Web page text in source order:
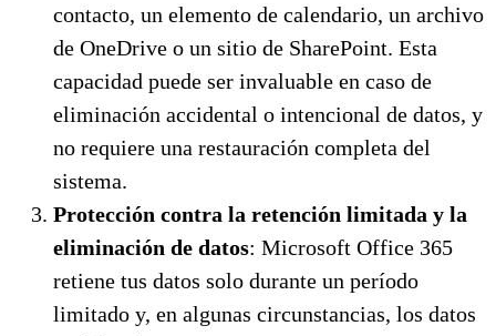
contacto, un elemento de calendario, un archivo
de OneDrive o un sitio de SharePoint. Esta
capacidad puede ser invaluable en caso de
eliminación accidental o intencional de datos, y
no requiere una restauración completa del
sistema.
Protección contra la retención limitada y la
eliminación de datos: Microsoft Office 365
retiene tus datos solo durante un período
limitado y, en algunas circunstancias, los datos